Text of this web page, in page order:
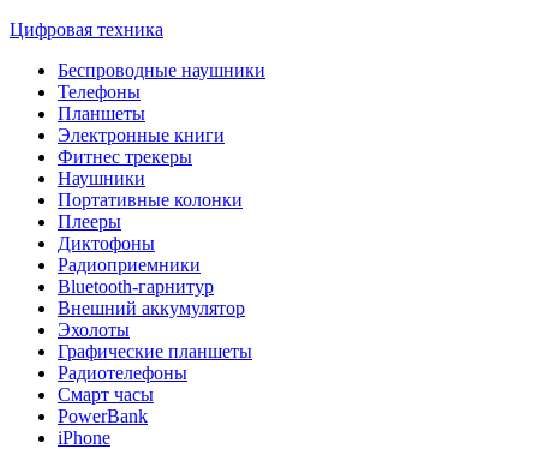
Цифровая техника
Беспроводные наушники
Телефоны
Планшеты
Электронные книги
Фитнес трекеры
Наушники
Портативные колонки
Плееры
Диктофоны
Радиоприемники
Bluetooth-гарнитур
Внешний аккумулятор
Эхолоты
Графические планшеты
Радиотелефоны
Смарт часы
PowerBank
iPhone